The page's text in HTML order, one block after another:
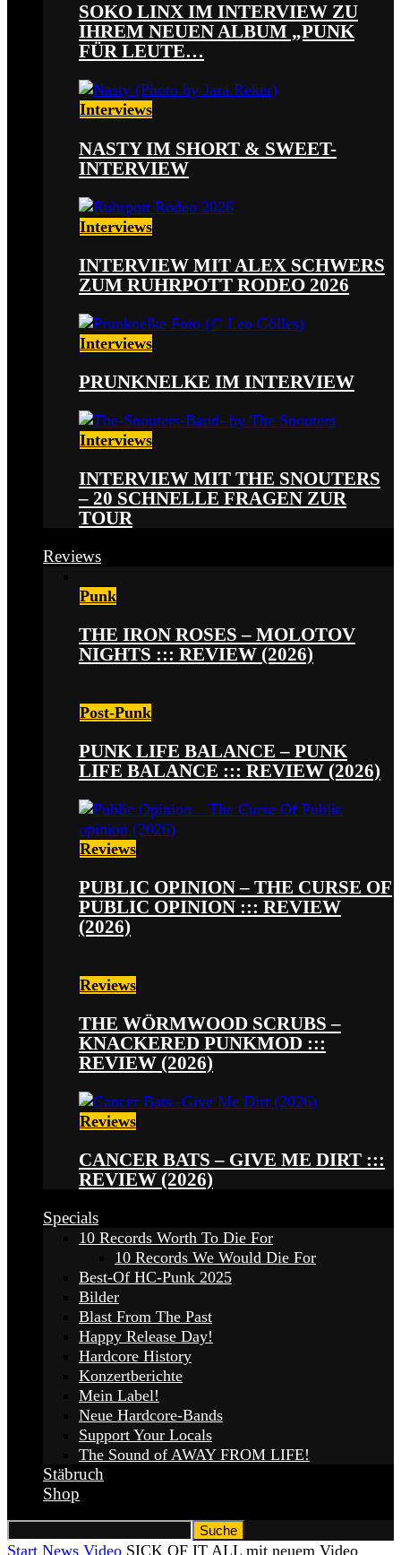
SOKO LINX IM INTERVIEW ZU
IHREM NEUEN ALBUM „PUNK
FÜR LEUTE…
Interviews
NASTY IM SHORT & SWEET-
INTERVIEW
Interviews
INTERVIEW MIT ALEX SCHWERS
ZUM RUHRPOTT RODEO 2026
Interviews
PRUNKNELKE IM INTERVIEW
Interviews
INTERVIEW MIT THE SNOUTERS
– 20 SCHNELLE FRAGEN ZUR
TOUR
Reviews
Punk
THE IRON ROSES – MOLOTOV
NIGHTS ::: REVIEW (2026)
Post-Punk
PUNK LIFE BALANCE – PUNK
LIFE BALANCE ::: REVIEW (2026)
Reviews
PUBLIC OPINION – THE CURSE OF
PUBLIC OPINION ::: REVIEW
(2026)
Reviews
THE WÖRMWOOD SCRUBS –
KNACKERED PUNKMOD :::
REVIEW (2026)
Reviews
CANCER BATS – GIVE ME DIRT :::
REVIEW (2026)
Specials
10 Records Worth To Die For
10 Records We Would Die For
Best-Of HC-Punk 2025
Bilder
Blast From The Past
Happy Release Day!
Hardcore History
Konzertberichte
Mein Label!
Neue Hardcore-Bands
Support Your Locals
The Sound of AWAY FROM LIFE!
Stäbruch
Shop
Start News Video SICK OF IT ALL mit neuem Video